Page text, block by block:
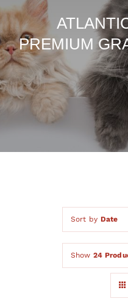
Dietas veterinarias
Purina
Antiparasitarios
Super Ofertas
PREMIUM
Sort by Date
Show 24